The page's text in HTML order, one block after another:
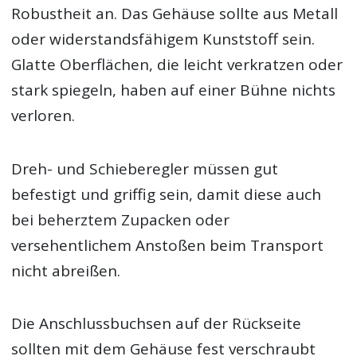
Robustheit an. Das Gehäuse sollte aus Metall
oder widerstandsfähigem Kunststoff sein.
Glatte Oberflächen, die leicht verkratzen oder
stark spiegeln, haben auf einer Bühne nichts
verloren.
Dreh- und Schieberegler müssen gut
befestigt und griffig sein, damit diese auch
bei beherztem Zupacken oder
versehentlichem Anstoßen beim Transport
nicht abreißen.
Die Anschlussbuchsen auf der Rückseite
sollten mit dem Gehäuse fest verschraubt